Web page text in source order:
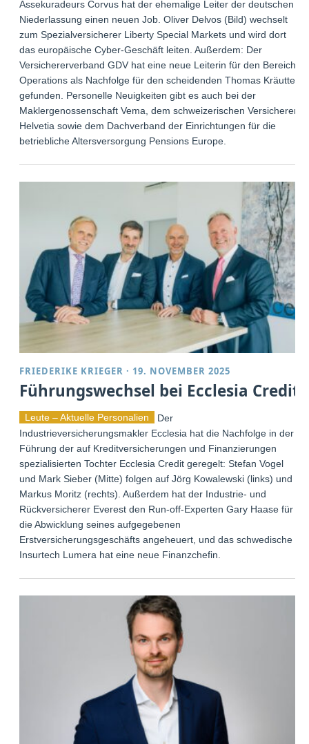
Assekuradeurs Corvus hat der ehemalige Leiter der deutschen
Niederlassung einen neuen Job. Oliver Delvos (Bild) wechselt
zum Spezialversicherer Liberty Special Markets und wird dort
das europäische Cyber-Geschäft leiten. Außerdem: Der
Versichererverband GDV hat eine neue Leiterin für den Bereich
Operations als Nachfolge für den scheidenden Thomas Kräutter
gefunden. Personelle Neuigkeiten gibt es auch bei der
Maklergenossenschaft Vema, dem schweizerischen Versicherer
Helvetia sowie dem Dachverband der Einrichtungen für die
betriebliche Altersversorgung Pensions Europe.
FRIEDERIKE KRIEGER · 19. NOVEMBER 2025
Führungswechsel bei Ecclesia Credit
Leute – Aktuelle Personalien
Der
Industrieversicherungsmakler Ecclesia hat die Nachfolge in der
Führung der auf Kreditversicherungen und Finanzierungen
spezialisierten Tochter Ecclesia Credit geregelt: Stefan Vogel
und Mark Sieber (Mitte) folgen auf Jörg Kowalewski (links) und
Markus Moritz (rechts). Außerdem hat der Industrie- und
Rückversicherer Everest den Run-off-Experten Gary Haase für
die Abwicklung seines aufgegebenen
Erstversicherungsgeschäfts angeheuert, und das schwedische
Insurtech Lumera hat eine neue Finanzchefin.